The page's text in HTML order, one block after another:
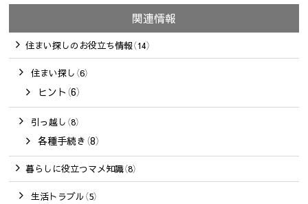
関連情報
住まい探しのお役立ち情報（14）
住まい探し（6）
ヒント（6）
引っ越し（8）
各種手続き（8）
暮らしに役立つマメ知識（8）
生活トラブル（5）